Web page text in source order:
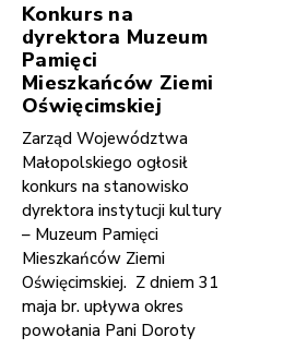
Konkurs na
dyrektora Muzeum
Pamięci
Mieszkańców Ziemi
Oświęcimskiej
Zarząd Województwa
Małopolskiego ogłosił
konkurs na stanowisko
dyrektora instytucji kultury
– Muzeum Pamięci
Mieszkańców Ziemi
Oświęcimskiej. Z dniem 31
maja br. upływa okres
powołania Pani Doroty